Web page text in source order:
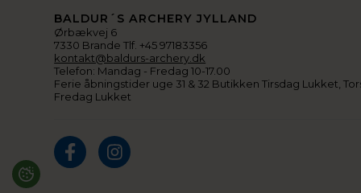
BALDUR´S ARCHERY JYLLAND
Ørbækvej 6
7330 Brande Tlf. +45 97183356
kontakt@baldurs-archery.dk
Telefon: Mandag - Fredag 10-17.00
Ferie åbningstider uge 31 & 32 Butikken Tirsdag Lukket,
Fredag Lukket